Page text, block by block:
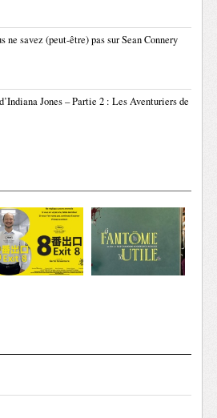
ne savez (peut-être) pas sur Sean Connery
Jones – Partie 2 : Les Aventuriers de